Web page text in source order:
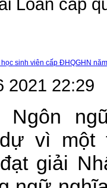
sinh viên cấp ĐHQGHN
2021 22:29
Ngôn
vì một
giải